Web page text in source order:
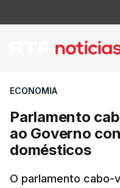
ECONOMIA
Parlamento
ao Governo
domésticos
O parlamento cabo-